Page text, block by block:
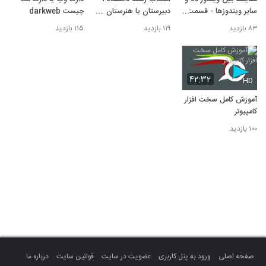
سایر ویندوزها - قسمت
دوم | نابغه ها
۸۳ بازدید
دبیرستان یا هنرستان ؟؟
- نابغه ها
۱۱۹ بازدید
چیست darkweb
۱۱۵ بازدید
۴۲:۳۲ HD
آموزش کامل سخت افزار
کامپیوتر
۱۰۰ بازدید
صفحه اصلی ورود به پنل کاربری عضویت در سایت قوانین سایت
درباره ما